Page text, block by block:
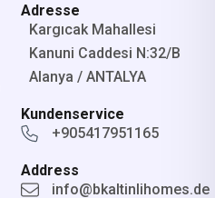
Adresse
Kargıcak Mahallesi
Kanuni Caddesi N:32/B
Alanya / ANTALYA
Kundenservice
+905417951165
Address
info@bkaltinlihomes.de